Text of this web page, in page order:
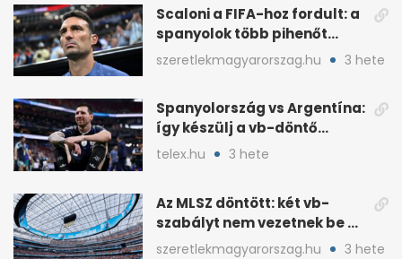
Scaloni a FIFA-hoz fordult: a
spanyolok több pihenőt
kaptak a vb-döntőre
szeretlekmagyarorszag.hu 3 hete
Spanyolország vs Argentína:
így készülj a vb-döntő
taktikai csatájára
telex.hu 3 hete
Az MLSZ döntött: két vb-
szabályt nem vezetnek be az
NB I-ben
szeretlekmagyarorszag.hu 3 hete